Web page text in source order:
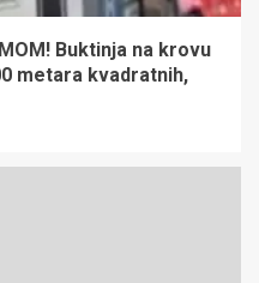
Buktinja na krovu
metara kvadratnih,